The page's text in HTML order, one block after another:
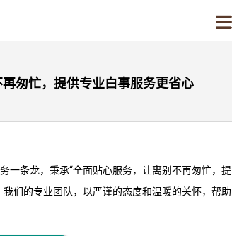
匆忙，提供专业白事服务更省心
一条龙，秉承“全面贴心服务，让离别不再匆忙，提
们的专业团队，以严谨的态度和温暖的关怀，帮助